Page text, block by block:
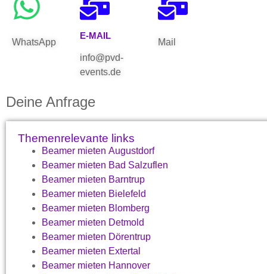
WhatsApp
E-MAIL
info@pvd-
events.de
Mail
Deine Anfrage
Themenrelevante links
Beamer mieten Augustdorf
Beamer mieten Bad Salzuflen
Beamer mieten Barntrup
Beamer mieten Bielefeld
Beamer mieten Blomberg
Beamer mieten Detmold
Beamer mieten Dörentrup
Beamer mieten Extertal
Beamer mieten Hannover